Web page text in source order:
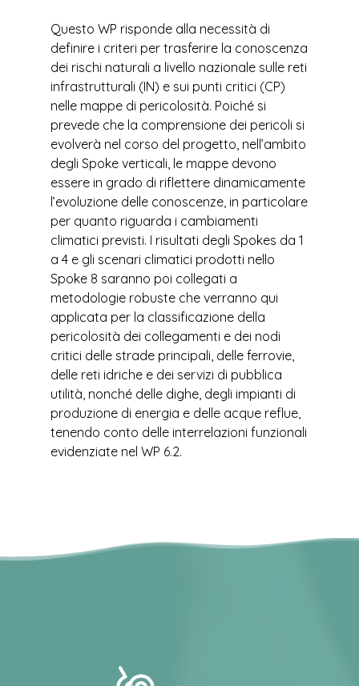
Questo WP risponde alla necessità di
definire i criteri per trasferire la conoscenza
dei rischi naturali a livello nazionale sulle reti
infrastrutturali (IN) e sui punti critici (CP)
nelle mappe di pericolosità. Poiché si
prevede che la comprensione dei pericoli si
evolverà nel corso del progetto, nell’ambito
degli Spoke verticali, le mappe devono
essere in grado di riflettere dinamicamente
l’evoluzione delle conoscenze, in particolare
per quanto riguarda i cambiamenti
climatici previsti. I risultati degli Spokes da 1
a 4 e gli scenari climatici prodotti nello
Spoke 8 saranno poi collegati a
metodologie robuste che verranno qui
applicata per la classificazione della
pericolosità dei collegamenti e dei nodi
critici delle strade principali, delle ferrovie,
delle reti idriche e dei servizi di pubblica
utilità, nonché delle dighe, degli impianti di
produzione di energia e delle acque reflue,
tenendo conto delle interrelazioni funzionali
evidenziate nel WP 6.2.